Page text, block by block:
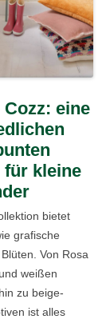
eine
für kleine
bietet
grafische
Von Rosa
weißen
zu beige-
ist alles